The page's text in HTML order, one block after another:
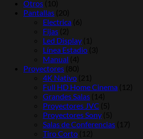
Otros (10)
Pantallas (20)
Electrica (6)
Fijas (2)
Led Display (1)
Línea Estadio (3)
Manual (4)
Proyectores (80)
4K Nativo (21)
Full HD Home Cinema (12)
Grandes Salas (14)
Proyectores JVC (5)
Proyectores Sony (5)
Salas de Conferencias (17)
Tiro Corto (12)